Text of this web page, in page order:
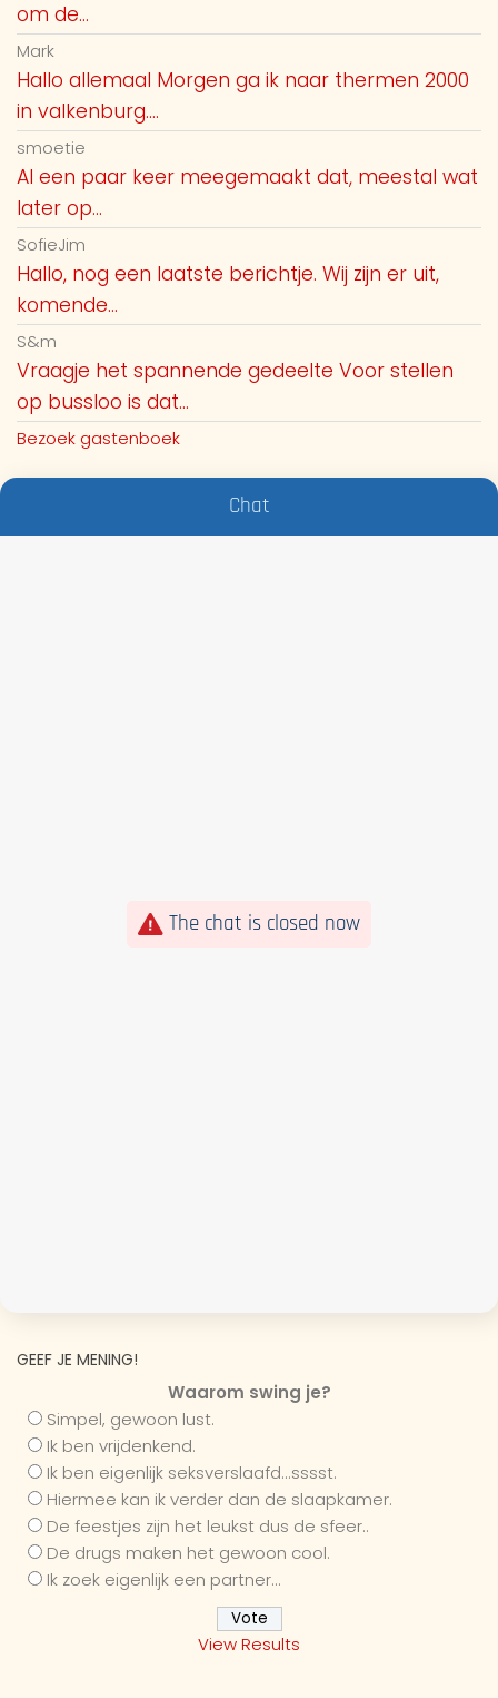
om de...
Mark
Hallo allemaal Morgen ga ik naar thermen 2000
in valkenburg....
smoetie
Al een paar keer meegemaakt dat, meestal wat
later op...
SofieJim
Hallo, nog een laatste berichtje. Wij zijn er uit,
komende...
S&m
Vraagje het spannende gedeelte Voor stellen
op bussloo is dat...
Bezoek gastenboek
Chat
The chat is closed now
GEEF JE MENING!
Waarom swing je?
Simpel, gewoon lust.
Ik ben vrijdenkend.
Ik ben eigenlijk seksverslaafd...sssst.
Hiermee kan ik verder dan de slaapkamer.
De feestjes zijn het leukst dus de sfeer..
De drugs maken het gewoon cool.
Ik zoek eigenlijk een partner...
View Results